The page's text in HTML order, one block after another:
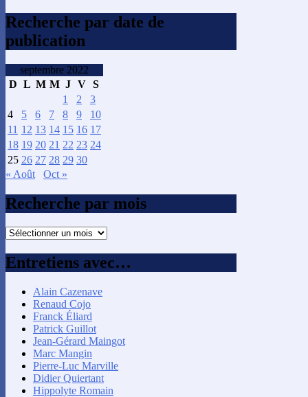
Recherche par date de
publication
septembre 2022
D L M M J V S
1
2
3
4
5 6 7 8 9
10
11 12 13 14 15 16 17
18 19 20 21 22 23 24
25 26 27 28 29 30
« Août
Oct »
Recherche par mois
Recherche
mois
Entretiens avec…
Alain Cazenave
Renaud Cojo
Franck Éliard
Patrick Guillot
Jean-Gérard Maingot
Marc Mangin
Pierre-Luc Marville
Didier Quiertant
Hippolyte Romain